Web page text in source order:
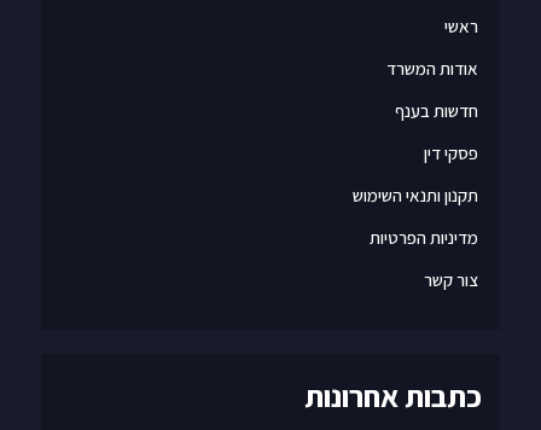
ראשי
אודות המשרד
חדשות בענף
פסקי דין
תקנון ותנאי השימוש
מדיניות הפרטיות
צור קשר
כתבות אחרונות